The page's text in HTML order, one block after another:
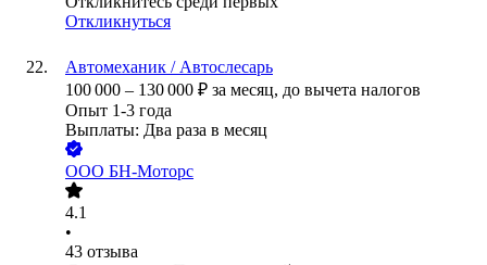
Откликнуться
Автомеханик / Автослесарь
100 000 – 130 000 ₽ за месяц, до вычета налогов
Опыт 1-3 года
Выплаты: Два раза в месяц
ООО БН-Моторс
4.1
•
43 отзыва